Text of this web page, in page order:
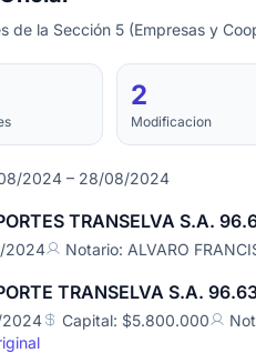
de la Sección 5 (Empresas y
2
Modificacion
2024 – 28/08/2024
TRANSELVA S.A.
2024 Notario: ALVARO
TRANSELVA S.A.
Capital: $5.800.000